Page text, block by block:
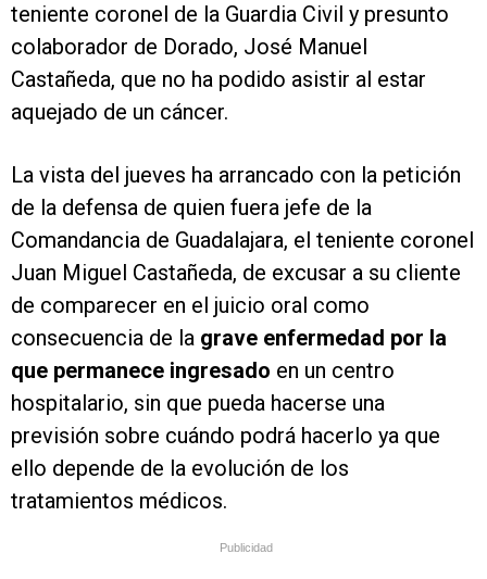
teniente coronel de la Guardia Civil y presunto
colaborador de Dorado, José Manuel
Castañeda, que no ha podido asistir al estar
aquejado de un cáncer.
La vista del jueves ha arrancado con la petición
de la defensa de quien fuera jefe de la
Comandancia de Guadalajara, el teniente coronel
Juan Miguel Castañeda, de excusar a su cliente
de comparecer en el juicio oral como
consecuencia de la grave enfermedad por la
que permanece ingresado en un centro
hospitalario, sin que pueda hacerse una
previsión sobre cuándo podrá hacerlo ya que
ello depende de la evolución de los
tratamientos médicos.
Publicidad